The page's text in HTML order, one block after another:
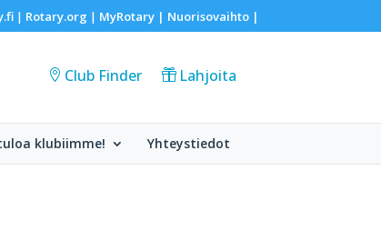
| Rotary.org | MyRotary | Nuorisovaihto|
Club Finder Lahjoita
klubiimme! Yhteystiedot